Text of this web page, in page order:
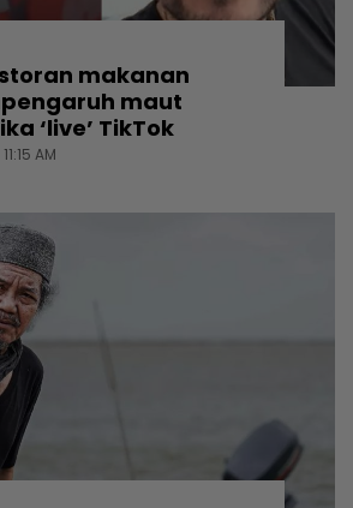
makanan
maut
‘live’ TikTok
AM